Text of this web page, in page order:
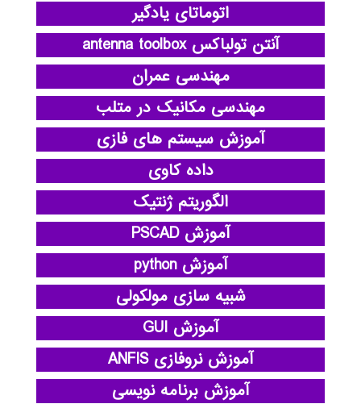
اتوماتای یادگیر
آنتن تولباکس antenna toolbox
مهندسی عمران
مهندسی مکانیک در متلب
آموزش سیستم های فازی
داده کاوی
الگوریتم ژنتیک
آموزش PSCAD
آموزش python
شبیه سازی مولکولی
آموزش GUI
آموزش نروفازی ANFIS
آموزش برنامه نویسی